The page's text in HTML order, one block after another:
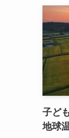
子ど
地球